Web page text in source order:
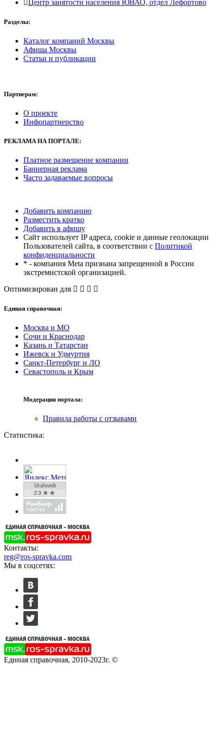
Центр занятости населения ЮВАО, отдел Лефортово
Разделы:
Каталог компаний Москвы
Афиша Москвы
Статьи и публикации
Партнерам:
О проекте
Инфопартнерство
РЕКЛАМАНА ПОРТАЛЕ:
Платное размещение компании
Баннерная реклама
Часто задаваемые вопросы
Добавить компанию
Разместить кратко
Добавить в афишу
Сайт использует IP адреса, cookie и данные геолокации
Пользователей сайта, в соответствии с Политикой
конфиденциальности
* - компания Meta признана запрещенной в России
экстремистской организацией.
Оптимизирован для
Единая справочная:
Москва и МО
Сочи и Краснодар
Казань и Татарстан
Ижевск и Удмуртия
Санкт-Петербург и ЛО
Севастополь и Крым
Модерация портала:
Правила работы с отзывами
Статистика:
Контакты:
reg@ros-spravka.com
Мы в соцсетях:
Единая справочная, 2010-2023г. ©